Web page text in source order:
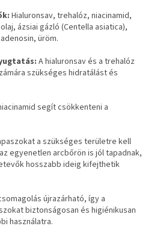
Hialuronsav, trehalóz, niacinamid,
ázsiai gázló (Centella asiatica),
üröm.
A hialuronsav és a trehalóz
szükséges hidratálást és
segít csökkenteni a
a szükséges területre kell
egyenetlen arcbőrön is jól tapadnak,
hosszabb ideig kifejthetik
újrazárható, így a
biztonságosan és higiénikusan
használatra.